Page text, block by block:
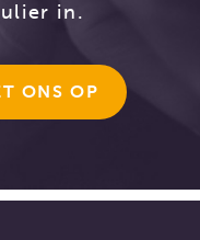
in.
ONS OP